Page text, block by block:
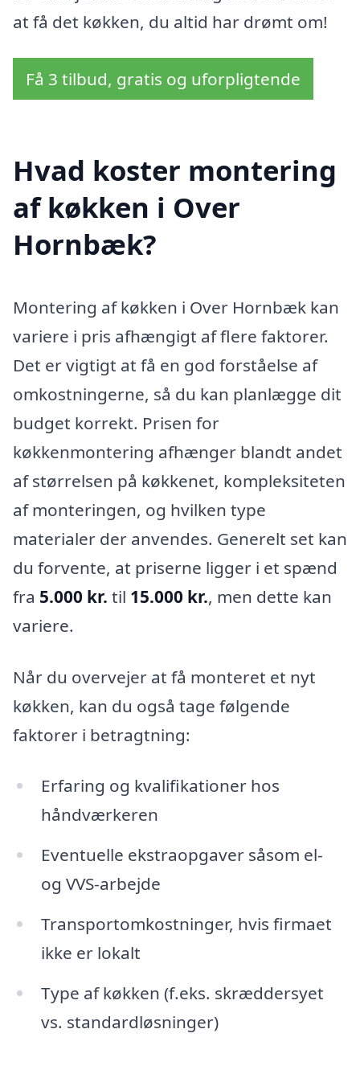
at få det køkken, du altid har drømt om!
Få 3 tilbud, gratis og uforpligtende
Hvad koster montering
af køkken i Over
Hornbæk?
Montering af køkken i Over Hornbæk kan
variere i pris afhængigt af flere faktorer.
Det er vigtigt at få en god forståelse af
omkostningerne, så du kan planlægge dit
budget korrekt. Prisen for
køkkenmontering afhænger blandt andet
af størrelsen på køkkenet, kompleksiteten
af monteringen, og hvilken type
materialer der anvendes. Generelt set kan
du forvente, at priserne ligger i et spænd
fra 5.000 kr. til 15.000 kr., men dette kan
variere.
Når du overvejer at få monteret et nyt
køkken, kan du også tage følgende
faktorer i betragtning:
Erfaring og kvalifikationer hos
håndværkeren
Eventuelle ekstraopgaver såsom el-
og VVS-arbejde
Transportomkostninger, hvis firmaet
ikke er lokalt
Type af køkken (f.eks. skræddersyet
vs. standardløsninger)